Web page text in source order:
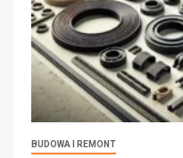
BUDOWA I REMONT